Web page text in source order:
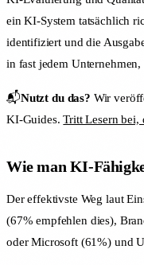
ein KI-System tatsächlich
identifiziert und die
in fast jedem
📬Nutzt du das? Wir
KI-Guides.Tritt Lesern
Wie man KI-
Der effektivste Weg laut
(67% empfehlen dies),
oder Microsoft (61%) und